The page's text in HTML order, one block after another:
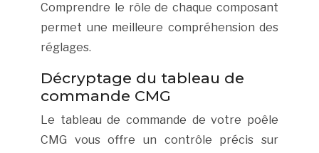
Comprendre le rôle de chaque composant
permet une meilleure compréhension des
réglages.
Décryptage du tableau de
commande CMG
Le tableau de commande de votre poêle
CMG vous offre un contrôle précis sur